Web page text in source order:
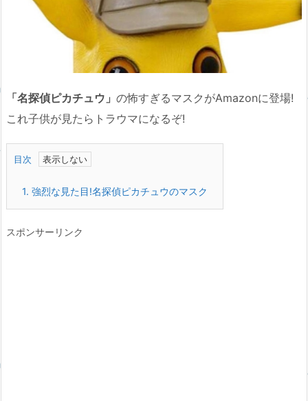
「名探偵ピカチュウ」 の怖すぎるマスクがAmazonに登場!
これ子供が見たらトラウマになるぞ!
目次
1. 強烈な見た目!名探偵ピカチュウのマスク
スポンサーリンク